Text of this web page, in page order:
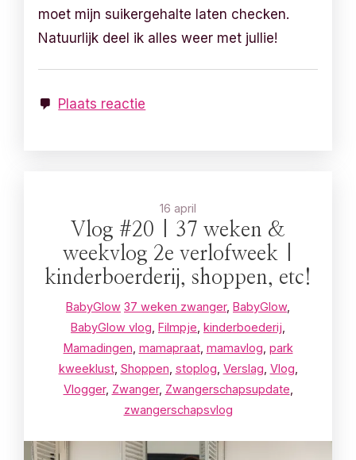
moet mijn suikergehalte laten checken.
Natuurlijk deel ik alles weer met jullie!
Plaats reactie
16 april
Vlog #20 | 37 weken &
weekvlog 2e verlofweek |
kinderboerderij, shoppen, etc!
BabyGlow 37 weken zwanger, BabyGlow,
BabyGlow vlog Filmpje kinderboederij
Mamadingen mamapraat, mamavlog park
kweeklust, Shoppen stoplog Verslag Vlog
Vlogger, Zwanger, Zwangerschapsupdate
zwangerschapsvlog